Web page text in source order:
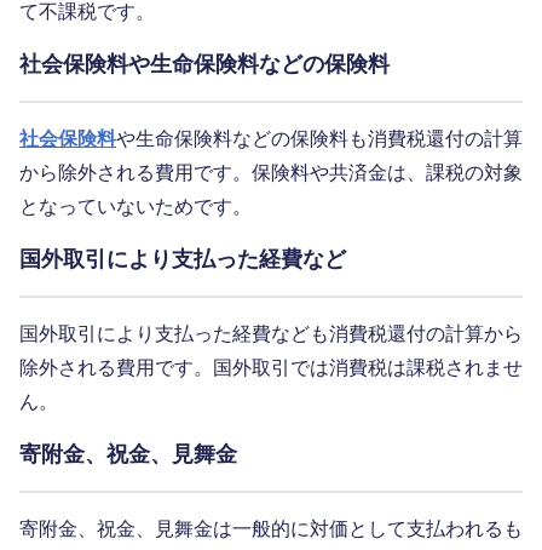
て不課税です。
社会保険料や生命保険料などの保険料
社会保険料や生命保険料などの保険料も消費税還付の計算
から除外される費用です。保険料や共済金は、課税の対象
となっていないためです。
国外取引により支払った経費など
国外取引により支払った経費なども消費税還付の計算から
除外される費用です。国外取引では消費税は課税されませ
ん。
寄附金、祝金、見舞金
寄附金、祝金、見舞金は一般的に対価として支払われるも